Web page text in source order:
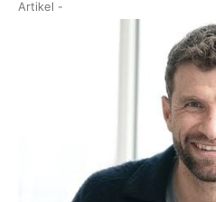
Artikel -